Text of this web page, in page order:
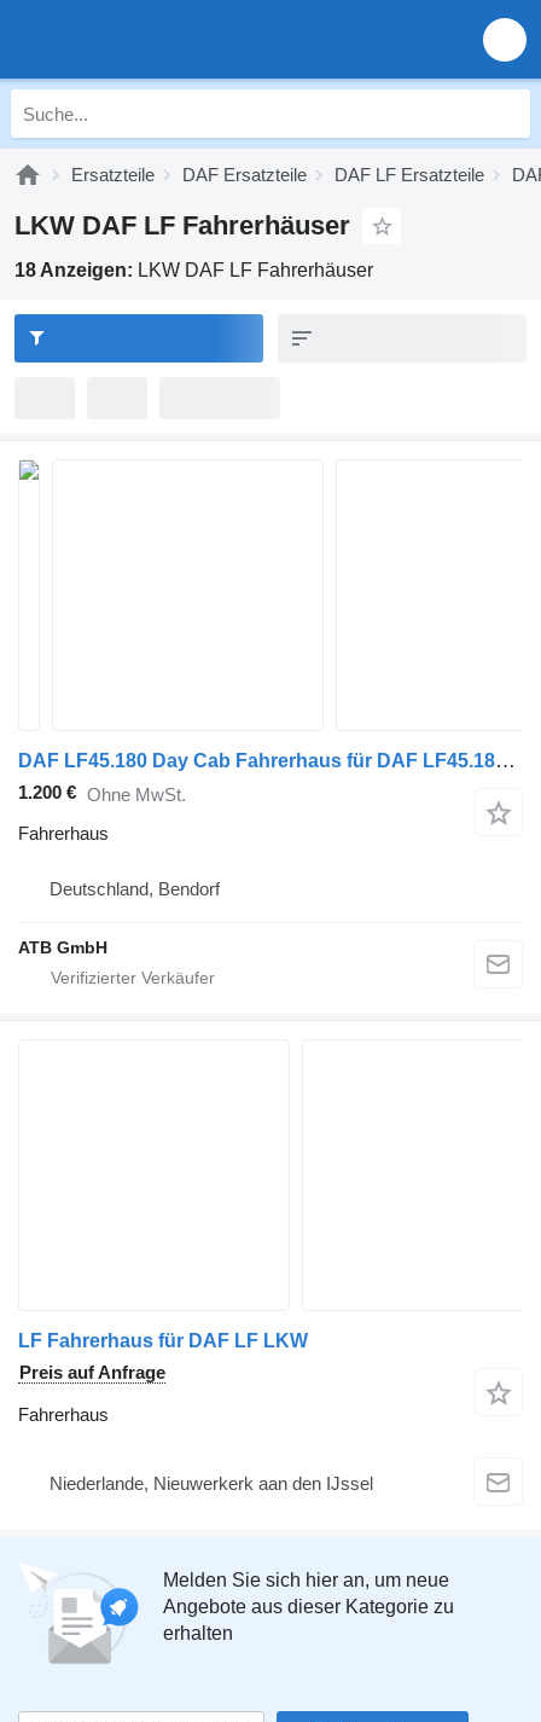
Ersatzteile DAF Ersatzteile DAF LF Ersatzteile
LKW DAF LF Fahrerhäuser
18 Anzeigen: LKW DAF LF Fahrerhäuser
DAF LF45.180 Day Cab Fahrerhaus für DAF LF45.180 LKW
1.200 € Ohne MwSt.
Fahrerhaus
Deutschland, Bendorf
ATB GmbH
LF Fahrerhaus für DAF LF LKW
Preis auf Anfrage
Fahrerhaus
Niederlande, Nieuwerkerk aan den IJssel
Melden Sie sich hier an, um neue
Angebote aus dieser Kategorie zu
erhalten